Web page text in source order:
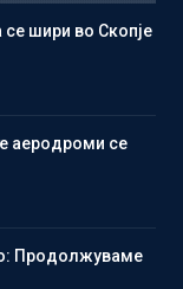
шири во Скопје
аеродроми се
Продолжуваме